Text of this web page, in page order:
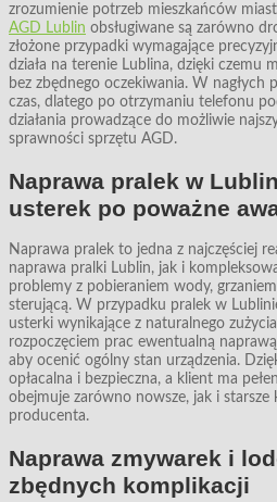
zrozumienie potrzeb mieszkańców
AGD Lublin obsługiwane są zarówno
złożone przypadki wymagające
działa na terenie Lublina, dzięki czemu
bez zbędnego oczekiwania. W nagłych
czas, dlatego po otrzymaniu telefonu
działania prowadzące do możliwie
sprawności sprzętu AGD.
Naprawa pralek w
usterek po poważne
Naprawa pralek to jedna z najczęściej
naprawa pralki Lublin, jak i
problemy z pobieraniem wody,
sterującą. W przypadku pralek w
usterki wynikające z naturalnego
rozpoczęciem prac ewentualną
aby ocenić ogólny stan urządzenia.
opłacalna i bezpieczna, a klient ma
obejmuje zarówno nowsze, jak i starsze
producenta.
Naprawa zmywarek i
zbędnych komplikacji